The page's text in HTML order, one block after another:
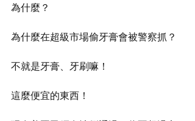
為什麼？
為什麼在超級市場偷牙膏會被警察抓？
不就是牙膏、牙刷嘛！
這麼便宜的東西！